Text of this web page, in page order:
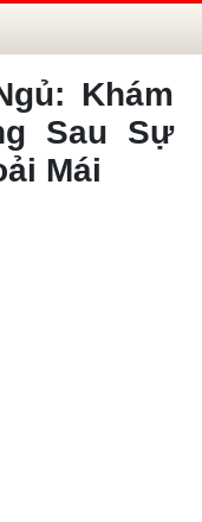
Khám
Sau Sự
Mái